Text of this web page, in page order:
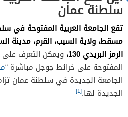
سلطنة عمان
تقع الجامعة العربية المفتوحة
الرمز البريدي 130،
ويمكن التعرف على
المفتوحة على خرائط جوجل مباشرة “
الجامعة الجديدة في سلطنة عمان
الجديدة لها.[1]